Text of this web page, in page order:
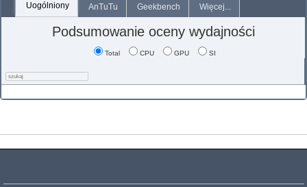
Uogólniony AnTuTu Geekbench Więcej...
Podsumowanie oceny wydajności
Total CPU GPU SI